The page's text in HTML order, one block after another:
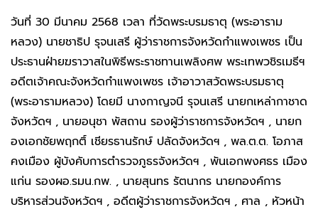
วันที่ 30 มีนาคม 2568 เวลา ที่วัดพระบรมธาตุ (พระอาราม
หลวง) นายชาธิป รุจนเสรี ผู้ว่าราชการจังหวัดกำแพงเพชร เป็น
ประธานฝ่ายฆราวาสในพิธีพระราชทานเพลิงศพ พระเทพวชิรเมธีฯ
อดีตเจ้าคณะจังหวัดกำแพงเพชร เจ้าอาวาสวัดพระบรมธาตุ
(พระอารามหลวง) โดยมี นางกาญจนี รุจนเสรี นายกเหล่ากาชาด
จังหวัดฯ , นายอนุชา พัสถาน รองผู้ว่าราชการจังหวัดฯ , นายก
องเอกชัยพฤกติ์ เชียรธานรักษ์ ปลัดจังหวัดฯ , พล.ต.ต. โอภาส
คงเมือง ผู้บังคับการตํารวจภูธรจังหวัดฯ , พันเอกพงศธร เมือง
แก่น รองผอ.รมน.กพ. , นายสุนทร รัตนากร นายกองค์การ
บริหารส่วนจังหวัดฯ , อดีตผู้ว่าราชการจังหวัดฯ , ศาล , หัวหน้า